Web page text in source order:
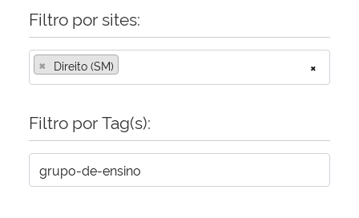
Controladoria-Geral da União
Ministério da Mulher, da Família e dos Direitos Humanos
Secretaria-Geral
Filtro por sites:
×
× Direito (SM)
Filtro por Tag(s):